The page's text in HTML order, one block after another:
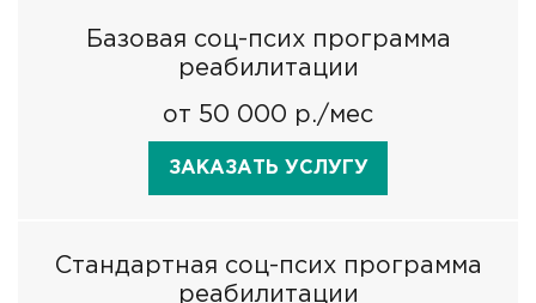
Базовая соц-псих программа
реабилитации
от 50 000 р./мес
ЗАКАЗАТЬ УСЛУГУ
Стандартная соц-псих программа
реабилитации